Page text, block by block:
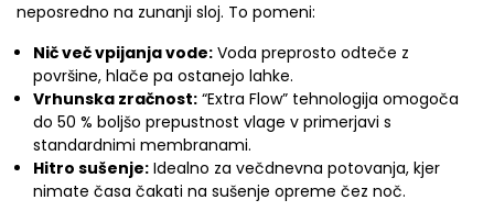
neposredno na zunanji sloj. To pomeni:
Nič več vpijanja vode: Voda preprosto odteče z
površine, hlače pa ostanejo lahke.
Vrhunska zračnost: “Extra Flow” tehnologija omogoča
do 50 % boljšo prepustnost vlage v primerjavi s
standardnimi membranami.
Hitro sušenje: Idealno za večdnevna potovanja, kjer
nimate časa čakati na sušenje opreme čez noč.